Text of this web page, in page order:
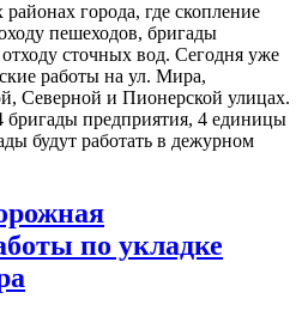
города, где скопление
пешеходов, бригады
сточных вод. Сегодня уже
работы на ул. Мира,
Северной и Пионерской улицах.
бригады предприятия, 4 единицы
будут работать в дежурном
по укладке